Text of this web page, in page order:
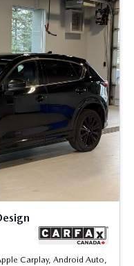
Carplay, Android Auto,